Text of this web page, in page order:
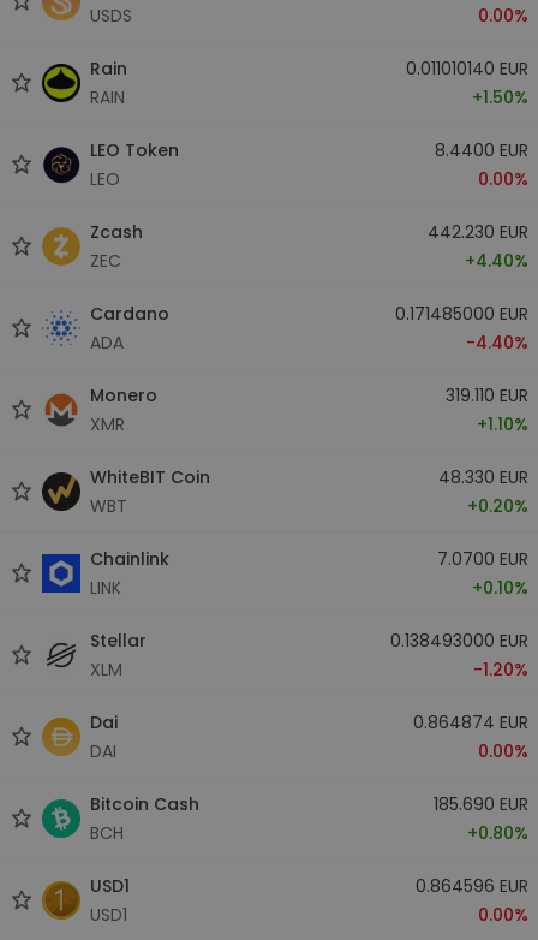
USDS
0.00%
Rain
RAIN
0.011010140 EUR
+1.50%
LEO Token
LEO
8.4400 EUR
0.00%
Zcash
ZEC
442.230 EUR
+4.40%
Cardano
ADA
0.171485000 EUR
-4.40%
Monero
XMR
319.110 EUR
+1.10%
WhiteBIT Coin
WBT
48.330 EUR
+0.20%
Chainlink
LINK
7.0700 EUR
+0.10%
Stellar
XLM
0.138493000 EUR
-1.20%
Dai
DAI
0.864874 EUR
0.00%
Bitcoin Cash
BCH
185.690 EUR
+0.80%
USD1
USD1
0.864596 EUR
0.00%